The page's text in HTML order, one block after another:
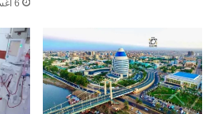
6 أغسطس، 2026